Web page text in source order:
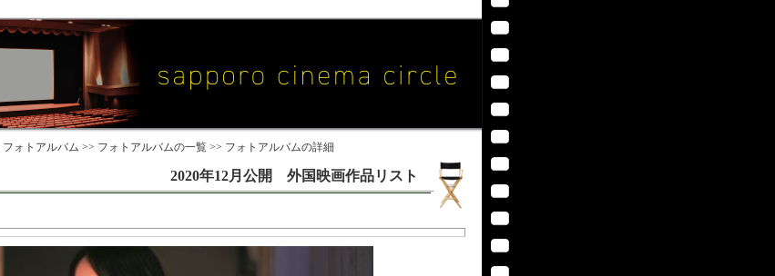
フォトアルバム >> フォトアルバムの一覧 >> フォトアルバムの詳細
2020年12月公開 外国映画作品リスト